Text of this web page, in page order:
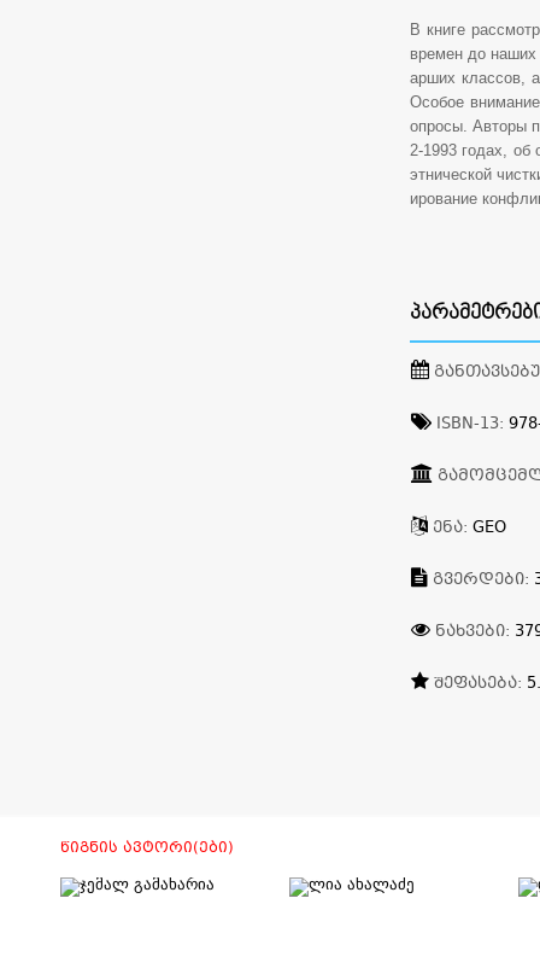
В книге
времен до наших
арших классов,
Особое
опросы. Авторы
2-1993 годах, об
этнической
ирование
ISBN-13:
ᲔᲜᲐ: GEO
ᲒᲕᲔᲠᲓᲔᲑᲘ:
ᲜᲐᲮᲕᲔᲑᲘ:
ᲨᲔᲤᲐᲡᲔᲑᲐ:
ᲬᲘᲒᲜᲘᲡ ᲐᲕᲢᲝᲠᲘ(ᲔᲑᲘ)